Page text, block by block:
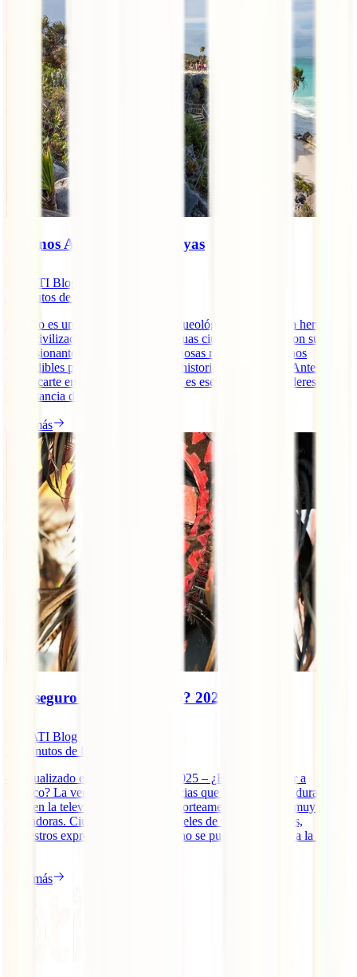
8 Iconos Arqueológicos Mayas
IATI Blog
minutos de lectura
México es un tesoro histórico y arqueológico con una rica herencia
de la civilización maya. Estas antiguas ciudades mayas, con sus
impresionantes estructuras y misteriosas ruinas, son destinos
imperdibles para los amantes de la historia y la aventura. Antes de
embarcarte en este viaje fascinante, es esencial que consideres la
importancia de un seguro de [...]
Leer más
¿Es seguro viajar a México? 2025
IATI Blog
minutos de lectura
– Actualizado el 22 de agosto de 2025 – ¿Es seguro viajar a
México? La verdad es que las noticias que han aparecido durante
años en la televisión sobre el país norteamericano no son muy
alentadoras. Ciudades con altos niveles de violencia, timos,
secuestros exprés… Sin embargo, no se puede ser tajante a la hora
Leer más